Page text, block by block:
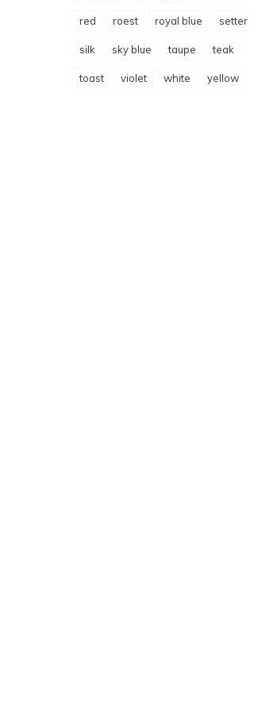
red roest royal blue setter
silk sky blue taupe teak
toast violet white yellow